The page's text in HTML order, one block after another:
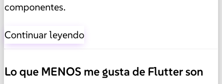
componentes.
Continuar leyendo
Lo que MENOS me gusta de Flutter son